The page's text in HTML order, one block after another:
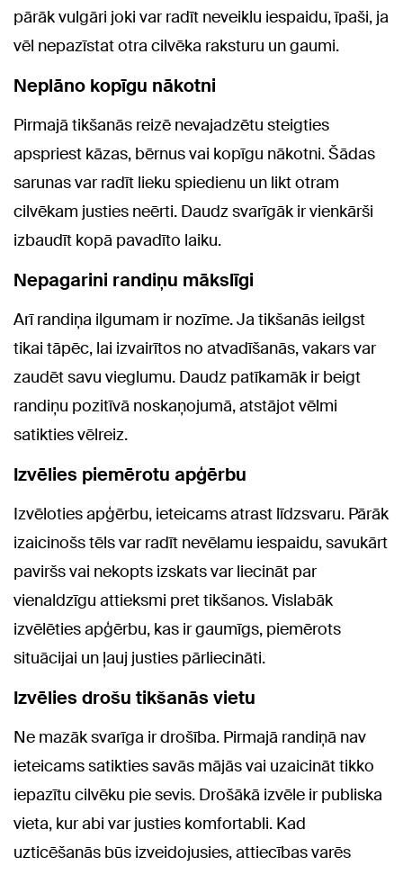
pārāk vulgāri joki var radīt neveiklu iespaidu, īpaši, ja
vēl nepazīstat otra cilvēka raksturu un gaumi.
Neplāno kopīgu nākotni
Pirmajā tikšanās reizē nevajadzētu steigties
apspriest kāzas, bērnus vai kopīgu nākotni. Šādas
sarunas var radīt lieku spiedienu un likt otram
cilvēkam justies neērti. Daudz svarīgāk ir vienkārši
izbaudīt kopā pavadīto laiku.
Nepagarini randiņu mākslīgi
Arī randiņa ilgumam ir nozīme. Ja tikšanās ieilgst
tikai tāpēc, lai izvairītos no atvadīšanās, vakars var
zaudēt savu vieglumu. Daudz patīkamāk ir beigt
randiņu pozitīvā noskaņojumā, atstājot vēlmi
satikties vēlreiz.
Izvēlies piemērotu apģērbu
Izvēloties apģērbu, ieteicams atrast līdzsvaru. Pārāk
izaicinošs tēls var radīt nevēlamu iespaidu, savukārt
paviršs vai nekopts izskats var liecināt par
vienaldzīgu attieksmi pret tikšanos. Vislabāk
izvēlēties apģērbu, kas ir gaumīgs, piemērots
situācijai un ļauj justies pārliecināti.
Izvēlies drošu tikšanās vietu
Ne mazāk svarīga ir drošība. Pirmajā randiņā nav
ieteicams satikties savās mājās vai uzaicināt tikko
iepazītu cilvēku pie sevis. Drošākā izvēle ir publiska
vieta, kur abi var justies komfortabli. Kad
uzticēšanās būs izveidojusies, attiecības varēs